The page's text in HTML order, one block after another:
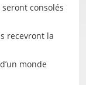
consolés
recevront la
monde